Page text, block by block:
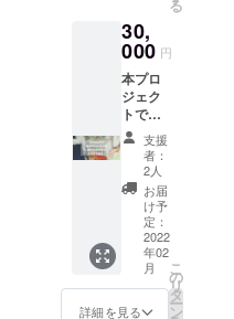
取りた
い方が
いらっ
しゃい
ました
ら、備
考欄に
その旨
をご記
入くだ
さい。
年1～12
月分の
活動報
告書の
受け取
りをご
希望さ
れる
方、ま
たは②
本プロ
ジェク
トへの
寄付金
の「領
支援金
の入金
が2021
年2月頃
となり
ますた
め、リ
ターン
の発送
は2022
年2～3
月頃と
なりま
す。
※①202
0年中に
ご支援
が育英
会に提
供のう
え、あ
しなが
育英会
より
「年間
活動報
告書」
と「寄
付金受
領証明
書」を
発送い
たしま
す。
の奨学
金とし
て、全
額を一
般財団
法人あ
しなが
育英会
に寄付
し、大
切に使
用させ
ていた
だきま
す。 ご
支援者
情報を
る
30,
000 円
本プロ
ジェク
トでい
ただき
ました
ご支援
は、病
気や災
害・自
死で親
を亡く
したり
親に障
がいが
支援
者：
2人
お届
け予
定：
2022
年02
月
詳細を見る
こ
の
リ
タ
ー
ン